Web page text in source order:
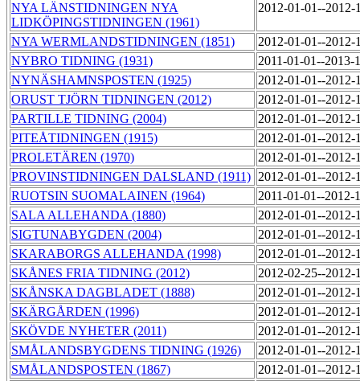
NYA LÄNSTIDNINGEN NYA
LIDKÖPINGSTIDNINGEN (1961)
2012-01-01--
NYA WERMLANDSTIDNINGEN (1851)
2012-01-01--
NYBRO TIDNING (1931)
2011-01-01--2013-
NYNÄSHAMNSPOSTEN (1925)
2012-01-01--
ORUST TJÖRN TIDNINGEN (2012)
2012-01-01--
PARTILLE TIDNING (2004)
2012-01-01--
PITEÅTIDNINGEN (1915)
2012-01-01--
PROLETÄREN (1970)
2012-01-01--
PROVINSTIDNINGEN DALSLAND (1911) 2012-01-01--
RUOTSIN SUOMALAINEN (1964)
2011-01-01--2012-
SALA ALLEHANDA (1880)
2012-01-01--
SIGTUNABYGDEN (2004)
2012-01-01--
SKARABORGS ALLEHANDA (1998)
2012-01-01--
SKÅNES FRIA TIDNING (2012)
2012-02-25--
SKÅNSKA DAGBLADET (1888)
2012-01-01--
SKÄRGÅRDEN (1996)
2012-01-01--
SKÖVDE NYHETER (2011)
2012-01-01--
SMÅLANDSBYGDENS TIDNING (1926)
2012-01-01--
SMÅLANDSPOSTEN (1867)
2012-01-01--